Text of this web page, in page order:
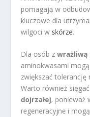
pomagają w
kluczowe dla
wilgoci w skórze.
Dla osób zwrażliwą
aminokwasami
zwiększać tolerancję
Warto również
dojrzałej, ponieważ
regeneracyjne i